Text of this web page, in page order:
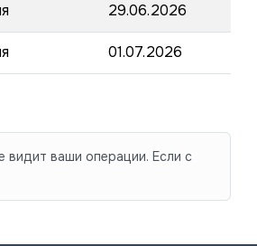
29.06.2026
01.07.2026
видит ваши операции. Если с